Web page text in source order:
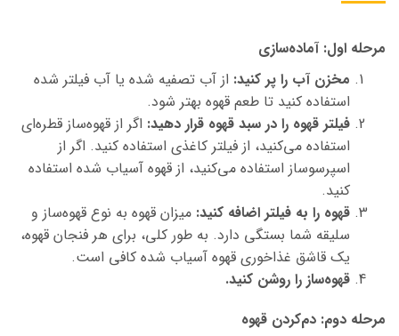
مرحله اول: آماده‌سازی
مخزن آب را پر کنید: از آب تصفیه شده یا آب فیلتر شده
استفاده کنید تا طعم قهوه بهتر شود.
فیلتر قهوه را در سبد قهوه قرار دهید: اگر از قهوه‌ساز قطره‌ای
استفاده می‌کنید، از فیلتر کاغذی استفاده کنید. اگر از
اسپرسوساز استفاده می‌کنید، از قهوه آسیاب شده استفاده
کنید.
قهوه را به فیلتر اضافه کنید: میزان قهوه به نوع قهوه‌ساز و
سلیقه شما بستگی دارد. به طور کلی، برای هر فنجان قهوه،
یک قاشق غذاخوری قهوه آسیاب شده کافی است.
قهوه‌ساز را روشن کنید.
مرحله دوم: دم‌کردن قهوه